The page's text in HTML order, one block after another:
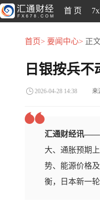
首 页
首页> 要闻中心> 正
日银按兵
2026-04-28 14:38 来
汇通财经讯——
大、通胀预期
势、能源价格
衡，日本新一